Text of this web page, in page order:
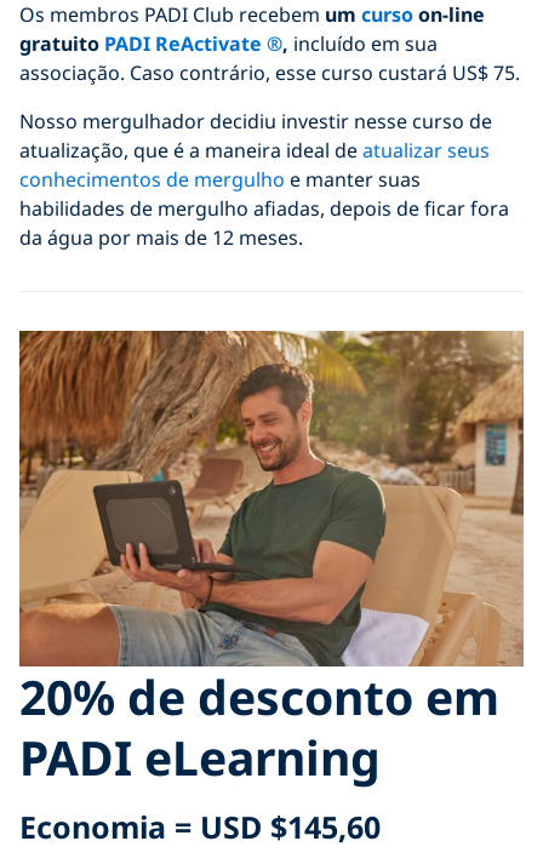
Os membros PADI Club recebem um cursoon-line
gratuito PADI ReActivate ®, incluído em sua
associação. Caso contrário, esse curso custará US$ 75.
Nosso mergulhador decidiu investir nesse curso de
atualização, que é a maneira ideal deatualizar seus
conhecimentos de mergulho e manter suas
habilidades de mergulho afiadas, depois de ficar fora
da água por mais de 12 meses.
20% de desconto em
PADI eLearning
Economia = USD $145,60